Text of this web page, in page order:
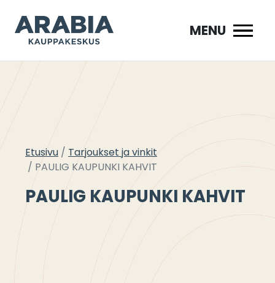
sisältöön
MENU
Etusivu
Tarjoukset ja vinkit
PAULIG KAUPUNKI KAHVIT
PAULIG KAUPUNKI KAHVIT